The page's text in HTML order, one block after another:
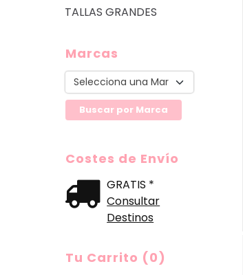
TALLAS GRANDES
Marcas
Costes de Envío
GRATIS *
Consultar
Destinos
Tu Carrito (0)